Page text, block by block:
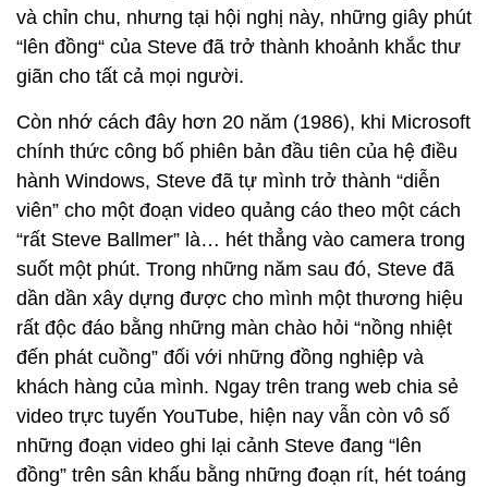
và chỉn chu, nhưng tại hội nghị này, những giây phút
“lên đồng“ của Steve đã trở thành khoảnh khắc thư
giãn cho tất cả mọi người.
Còn nhớ cách đây hơn 20 năm (1986), khi Microsoft
chính thức công bố phiên bản đầu tiên của hệ điều
hành Windows, Steve đã tự mình trở thành “diễn
viên” cho một đoạn video quảng cáo theo một cách
“rất Steve Ballmer” là… hét thẳng vào camera trong
suốt một phút. Trong những năm sau đó, Steve đã
dần dần xây dựng được cho mình một thương hiệu
rất độc đáo bằng những màn chào hỏi “nồng nhiệt
đến phát cuồng” đối với những đồng nghiệp và
khách hàng của mình. Ngay trên trang web chia sẻ
video trực tuyến YouTube, hiện nay vẫn còn vô số
những đoạn video ghi lại cảnh Steve đang “lên
đồng” trên sân khấu bằng những đoạn rít, hét toáng